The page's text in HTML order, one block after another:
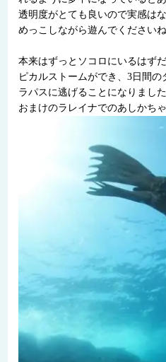
透明度がとても良いので実感は
めっこしながら遊んでください
本来はずっとソコロにいるはず
ピカルストームができ、3日間の
ラパスに逃げることになりまし
おまけのラレイナでのあしかち